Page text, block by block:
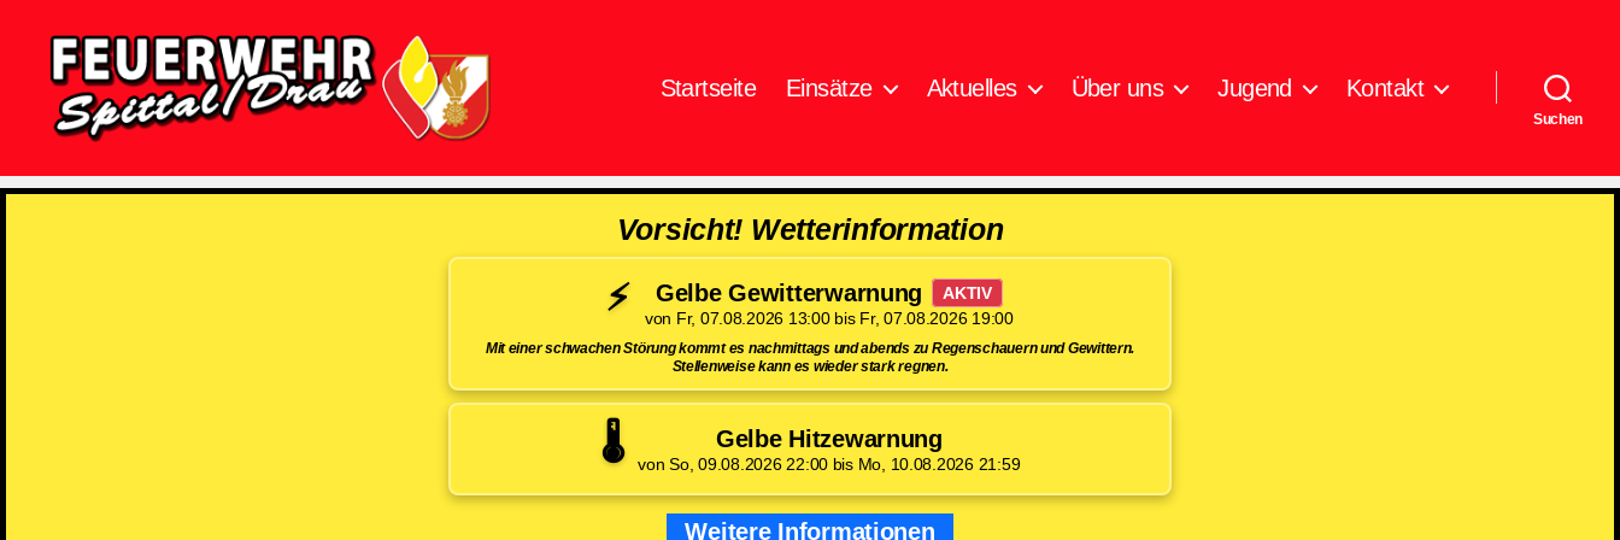
Spittal/Drau
Startseite Einsätze Aktuelles Über uns Jugend Kontakt
Suchen
Vorsicht! Wetterinformation
⚡ Gelbe Gewitterwarnung
AKTIV
von Fr, 07.08.2026 13:00 bis Fr, 07.08.2026 19:00
Mit einer schwachen Störung kommt es nachmittags und abends zu Regenschauern und Gewittern.
Stellenweise kann es wieder stark regnen.
🌡️ Gelbe Hitzewarnung
von So, 09.08.2026 22:00 bis Mo, 10.08.2026 21:59
Weitere Informationen